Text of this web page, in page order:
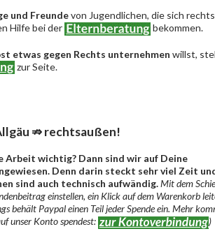
und Freundevon Jugendlichen, die sich rechts
Hilfe bei der
bekommen.
etwas gegen Rechts unternehmen willst,
zur Seite.
⇏ rechtsaußen!
Arbeit wichtig? Dann sind wir auf Deine
Denn darin steckt sehr viel Zeit
sind auch technisch aufwändig.Mit dem
einstellen, ein Klick auf dem Warenkorb
behält Paypal einen Teil jeder Spende ein. Mehr
unser Konto spendest:
)